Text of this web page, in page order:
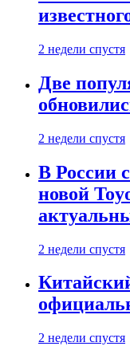
2 недели спустя
Две
2 недели спустя
В России
новой
2 недели спустя
2 недели спустя